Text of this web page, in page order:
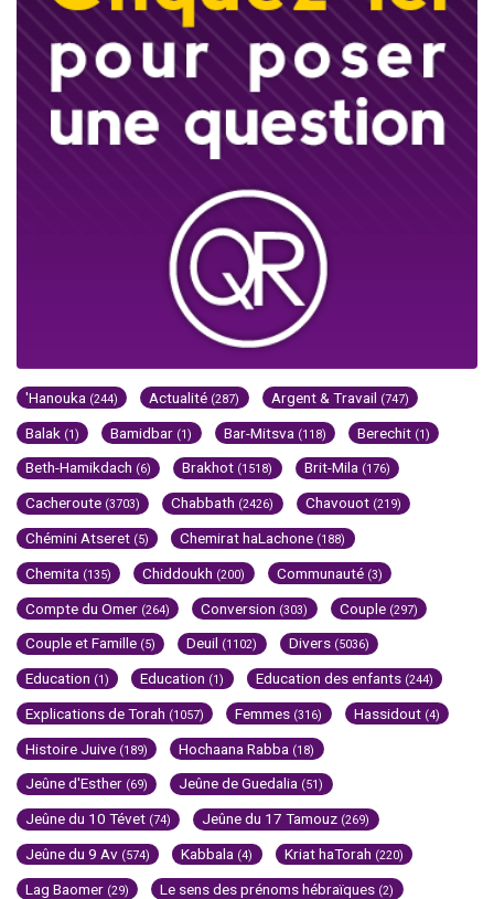
'Hanouka (244) Actualité (287) Argent & Travail (747)
Balak (1) Bamidbar (1) Bar-Mitsva (118) Berechit (1)
Beth-Hamikdach (6) Brakhot (1518) Brit-Mila (176)
Cacheroute (3703) Chabbath (2426) Chavouot (219)
Chémini Atseret (5) Chemirat haLachone (188)
Chemita (135) Chiddoukh (200) Communauté (3)
Compte du Omer (264) Conversion (303) Couple (297)
Couple et Famille (5) Deuil (1102) Divers (5036)
Education (1) Education (1) Education des enfants (244)
Explications de Torah (1057) Femmes (316) Hassidout (4)
Histoire Juive (189) Hochaana Rabba (18)
Jeûne d'Esther (69) Jeûne de Guedalia (51)
Jeûne du 10 Tévet (74) Jeûne du 17 Tamouz (269)
Jeûne du 9 Av (574) Kabbala (4) Kriat haTorah (220)
Lag Baomer (29) Le sens des prénoms hébraïques (2)